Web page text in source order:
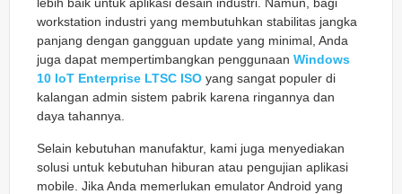
lebih baik untuk aplikasi desain industri. Namun, bagi
workstation industri yang membutuhkan stabilitas jangka
panjang dengan gangguan update yang minimal, Anda
juga dapat mempertimbangkan penggunaan Windows
10 IoT Enterprise LTSC ISO yang sangat populer di
kalangan admin sistem pabrik karena ringannya dan
daya tahannya.
Selain kebutuhan manufaktur, kami juga menyediakan
solusi untuk kebutuhan hiburan atau pengujian aplikasi
mobile. Jika Anda memerlukan emulator Android yang